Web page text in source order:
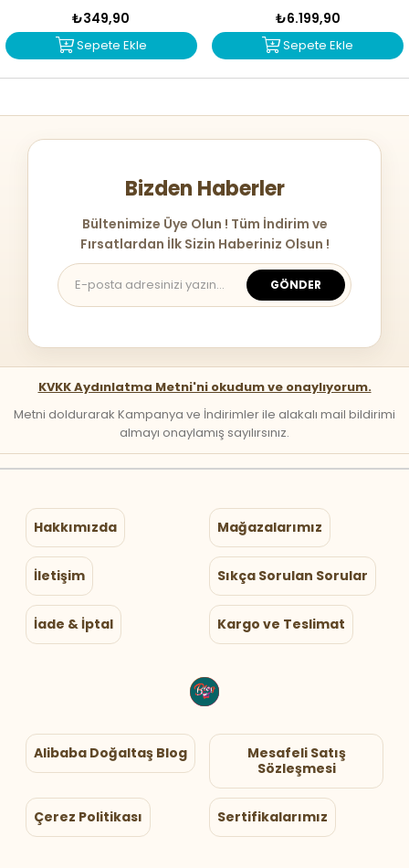
₺349,90
Sepete Ekle
₺6.199,90
Sepete Ekle
Bizden Haberler
Bültenimize Üye Olun ! Tüm İndirim ve
Fırsatlardan İlk Sizin Haberiniz Olsun !
GÖNDER
KVKK Aydınlatma Metni'ni okudum ve onaylıyorum.
Metni doldurarak Kampanya ve İndirimler ile alakalı mail bildirimi
almayı onaylamış sayılırsınız.
Hakkımızda Mağazalarımız
İletişim Sıkça Sorulan Sorular
İade & İptal Kargo ve Teslimat
Alibaba Doğaltaş Blog
Mesafeli Satış
Sözleşmesi
Çerez Politikası Sertifikalarımız